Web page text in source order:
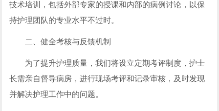
技术培训，包括外部专家的授课和内部的病例讨论，以保
持护理团队的专业水平不过时。
二、健全考核与反馈机制
为了提升护理质量，我们将设立定期考评制度，护士
长需亲自督导病房，进行现场考评和记录审核，及时发现
并解决护理工作中的问题。